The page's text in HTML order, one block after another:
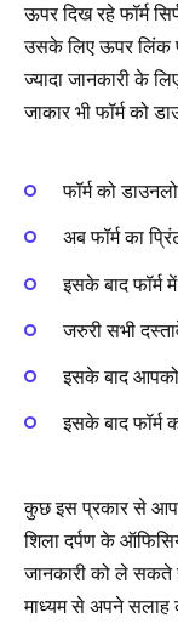
ऊपर दिख रहे फॉर्म
उसके लिए ऊपर लिंक
ज्यादा जानकारी के
जाकार भी फॉर्म को
फॉर्म को
अब फॉर्म का
इसके बाद फॉर्म
जरुरी सभी
इसके बाद आपको
इसके बाद फॉर्म
कुछ इस प्रकार से
शिला दर्पण के
जानकारी को ले
माध्यम से अपने सलाह